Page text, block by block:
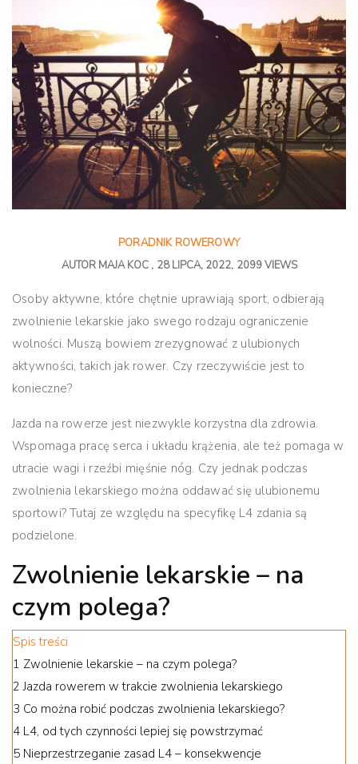
PORADNIK ROWEROWY
AUTOR MAJA KOC 28 LIPCA, 2022 2099 VIEWS
Osoby aktywne, które chętnie uprawiają sport, odbierają
zwolnienie lekarskie jako swego rodzaju ograniczenie
wolności. Muszą bowiem zrezygnować z ulubionych
aktywności, takich jak rower. Czy rzeczywiście jest to
konieczne?
Jazda na rowerze jest niezwykle korzystna dla zdrowia.
Wspomaga pracę serca i układu krążenia, ale też pomaga w
utracie wagi i rzeźbi mięśnie nóg. Czy jednak podczas
zwolnienia lekarskiego można oddawać się ulubionemu
sportowi? Tutaj ze względu na specyfikę L4 zdania są
podzielone.
Zwolnienie lekarskie – na
czym polega?
Spis treści
1 Zwolnienie lekarskie – na czym polega?
2 Jazda rowerem w trakcie zwolnienia lekarskiego
3 Co można robić podczas zwolnienia lekarskiego?
4 L4, od tych czynności lepiej się powstrzymać
5 Nieprzestrzeganie zasad L4 – konsekwencje